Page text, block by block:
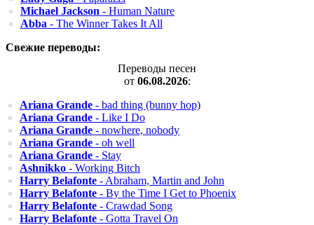
Michael Jackson - Human Nature
Abba - The Winner Takes It All
Свежие переводы:
Переводы песен
от 06.08.2026:
Ariana Grande - bad thing (bunny hop)
Ariana Grande - Like I Do
Ariana Grande - nowhere, nobody
Ariana Grande - oh well
Ariana Grande - Stay
Ashnikko - Working Bitch
Harry Belafonte - Abraham, Martin and John
Harry Belafonte - By the Time I Get to Phoenix
Harry Belafonte - Crawdad Song
Harry Belafonte - Gotta Travel On